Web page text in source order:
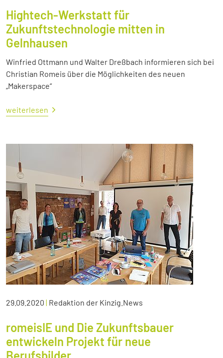
Hightech-Werkstatt für
Zukunftstechnologie mitten in
Gelnhausen
Winfried Ottmann und Walter Dreßbach informieren sich bei
Christian Romeis über die Möglichkeiten des neuen
„Makerspace“
weiterlesen
29.09.2020 | Redaktion der Kinzig.News
romeisIE und Die Zukunftsbauer
entwickeln Projekt für neue